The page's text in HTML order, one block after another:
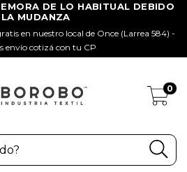
en nuestro local de Once (Larrea 584) -
envío cotizá con tu CP
0